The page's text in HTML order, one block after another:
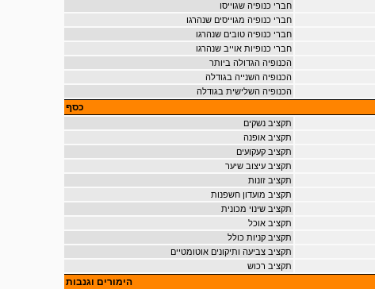
חברי כנופיה שגוייסו
חברי כנופיה מגוייסים שנהרגו
חברי כנופיה טובים שנהרגו
חברי כנופיות אוייב שנהרגו
הכנופיה הגדולה ביותר
הכנופיה השנייה בגודלה
הכנופיה השלישית בגודלה
כסף
תקציב נשקים
תקציב אופנה
תקציב קעקועים
תקציב עיצוב שיער
תקציב זונות
תקציב מועדון חשפנות
תקציב שינוי מכונית
תקציב אוכל
תקציב קניות כולל
תקציב צביעה ותיקונים אוטומטיים
תקציב רכוש
הימורים וגנבות